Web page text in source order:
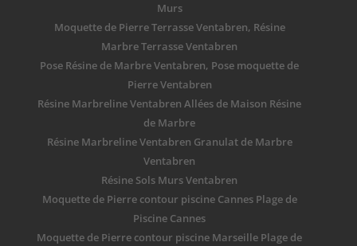
Murs
Moquette de Pierre Terrasse Ventabren, Résine
Marbre Terrasse Ventabren
Pose Résine de Marbre Ventabren, Pose moquette de
Pierre Ventabren
Résine Marbreline Ventabren Allées de Maison Résine
de Marbre
Résine Marbreline Ventabren Granulat de Marbre
Ventabren
Résine Sols Murs Ventabren
Moquette de Pierre contour piscine Cannes Plage de
Piscine Cannes
Moquette de Pierre contour piscine Marseille Plage de